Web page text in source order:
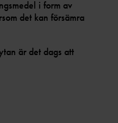
i form av
det kan försämra
är det dags att